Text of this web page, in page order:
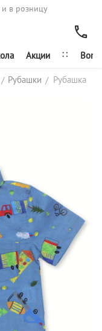
в розницу
Акции ∷
/ Рубашки / Рубашка